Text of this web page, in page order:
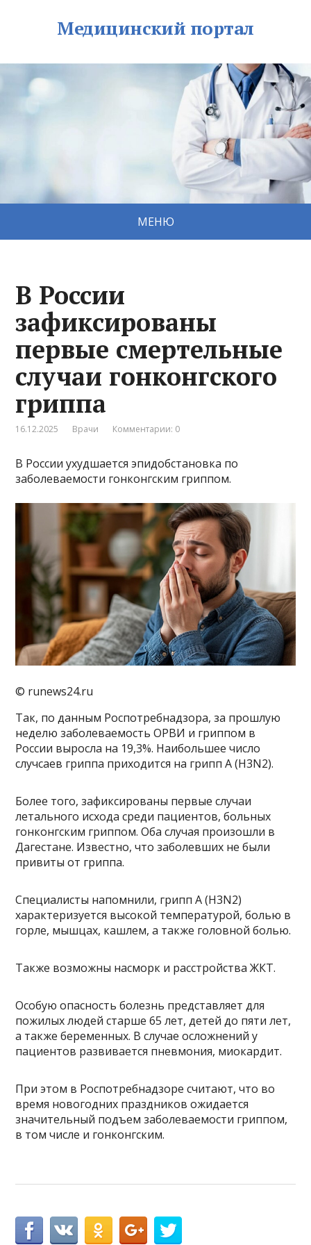
Медицинский портал
МЕНЮ
В России
зафиксированы
первые смертельные
случаи гонконгского
гриппа
16.12.2025 Врачи Комментарии: 0
В России ухудшается эпидобстановка по
заболеваемости гонконгским гриппом.
© runews24.ru
Так, по данным Роспотребнадзора, за прошлую
неделю заболеваемость ОРВИ и гриппом в
России выросла на 19,3%. Наибольшее число
случсаев гриппа приходится на грипп A (H3N2).
Более того, зафиксированы первые случаи
летального исхода среди пациентов, больных
гонконгским гриппом. Оба случая произошли в
Дагестане. Известно, что заболевших не были
привиты от гриппа.
Специалисты напомнили, грипп A (H3N2)
характеризуется высокой температурой, болью в
горле, мышцах, кашлем, а также головной болью.
Также возможны насморк и расстройства ЖКТ.
Особую опасность болезнь представляет для
пожилых людей старше 65 лет, детей до пяти лет,
а также беременных. В случае осложнений у
пациентов развивается пневмония, миокардит.
При этом в Роспотребнадзоре считают, что во
время новогодних праздников ожидается
значительный подъем заболеваемости гриппом,
в том числе и гонконгским.